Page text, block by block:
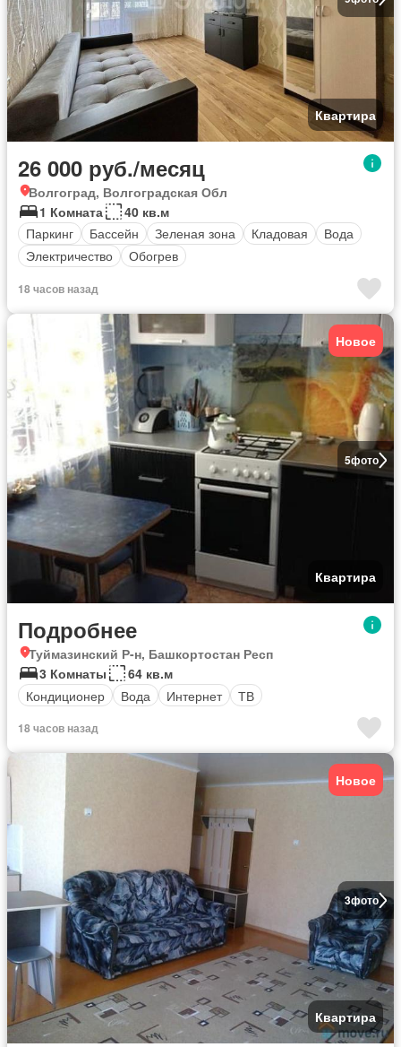
Квартира
26 000 руб./месяц
Волгоград, Волгоградская Обл
1 Комната
40 кв.м
Паркинг
Бассейн Зеленая зона Кладовая
Вода
Электричество
Обогрев
18 часов назад
5фото
Новое
Квартира
Подробнее
Туймазинский Р-н, Башкортостан Респ
3 Комнаты
64 кв.м
Кондиционер
Вода Интернет ТВ
18 часов назад
3фото
Новое
Квартира